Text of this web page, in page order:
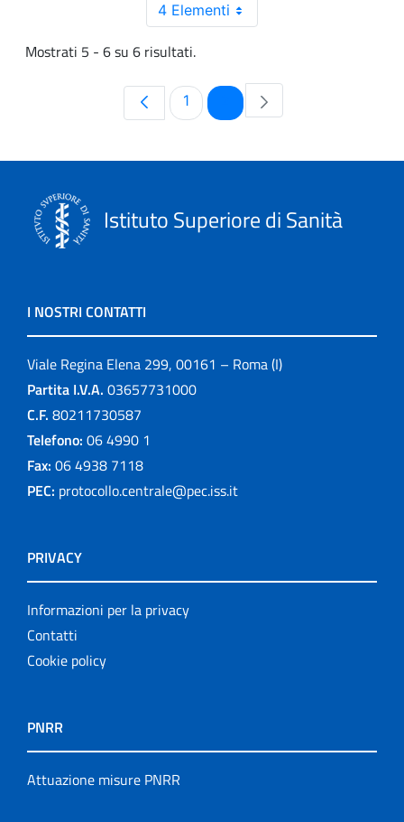
4 Elementi
Mostrati 5 - 6 su 6 risultati.
Pagina
1 Pagina
Istituto Superiore di Sanità
I NOSTRI CONTATTI
Viale Regina Elena 299, 00161 – Roma (I)
Partita I.V.A. 03657731000
C.F. 80211730587
Telefono: 06 4990 1
Fax: 06 4938 7118
PEC: protocollo.centrale@pec.iss.it
PRIVACY
Informazioni per la privacy
Contatti
Cookie policy
PNRR
Attuazione misure PNRR